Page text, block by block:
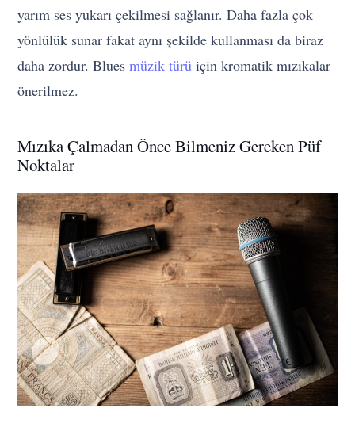
yarım ses yukarı çekilmesi sağlanır. Daha fazla çok
yönlülük sunar fakat aynı şekilde kullanması da biraz
daha zordur. Bluesmüzik türü için kromatik mızıkalar
önerilmez.
Mızıka Çalmadan Önce Bilmeniz Gereken Püf
Noktalar